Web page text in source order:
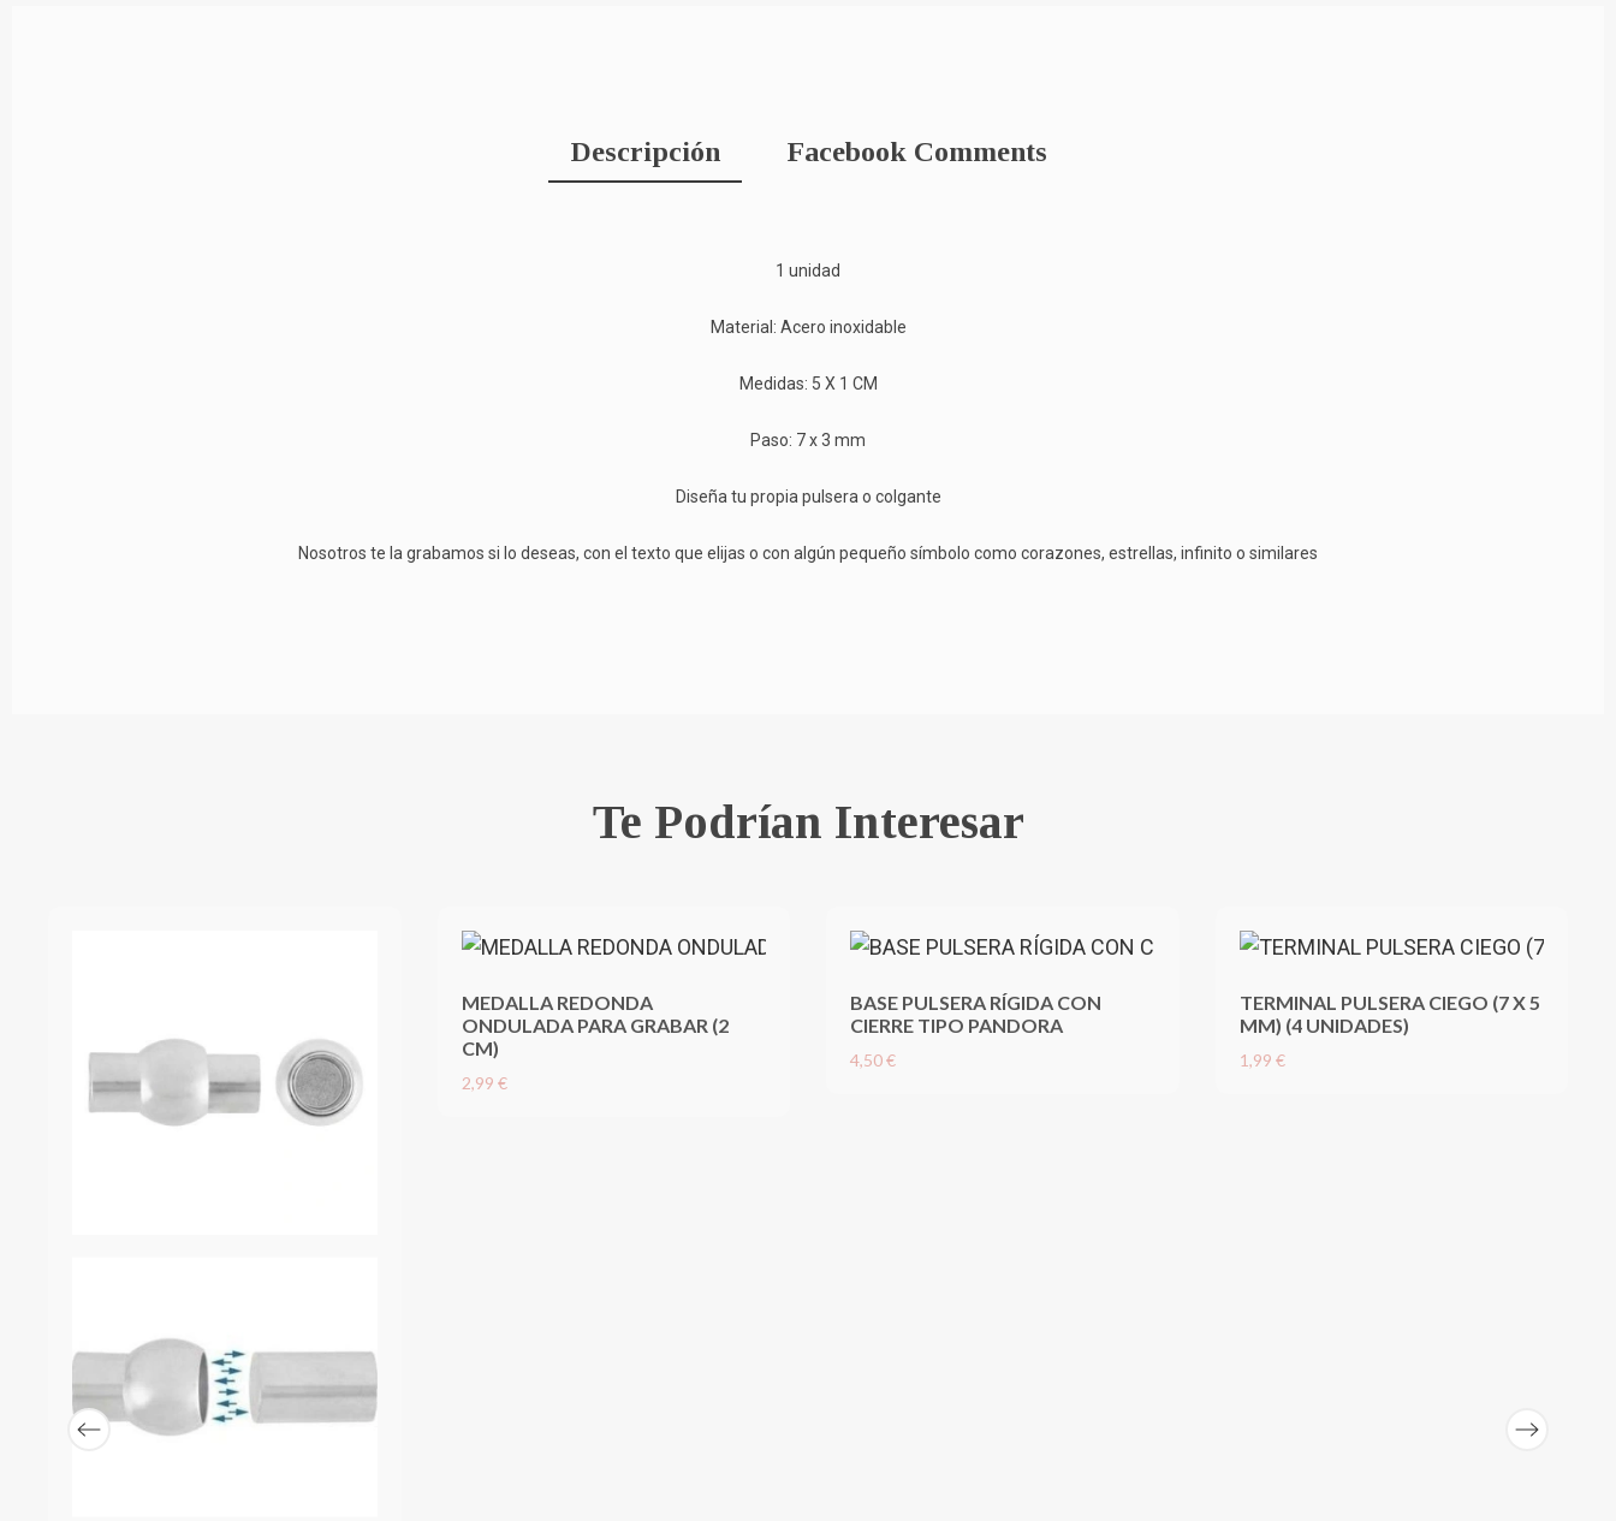
Descripción Facebook Comments
1 unidad
Material: Acero inoxidable
Medidas: 5 X 1 CM
Paso: 7 x 3 mm
Diseña tu propia pulsera o colgante
Nosotros te la grabamos si lo deseas, con el texto que elijas o con algún pequeño símbolo como corazones, estrellas, infinito o similares
Te Podrían Interesar
MEDALLA REDONDA
ONDULADA PARA GRABAR (2
CM)
2,99 €
BASE PULSERA RÍGIDA CON
CIERRE TIPO PANDORA
4,50 €
TERMINAL PULSERA CIEGO (7 X 5
MM) (4 UNIDADES)
1,99 €